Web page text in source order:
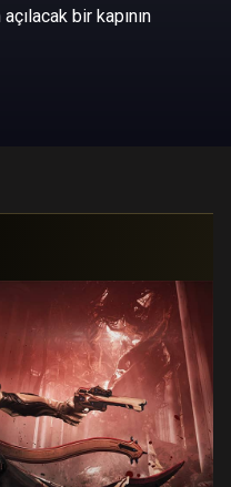
bir kapının